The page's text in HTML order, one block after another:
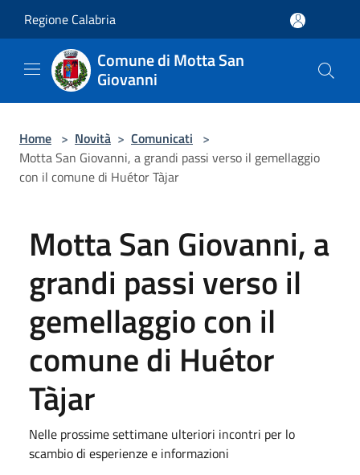
Regione Calabria
Comune di Motta San
Giovanni
Home > Novità > Comunicati >
Motta San Giovanni, a grandi passi verso il gemellaggio
con il comune di Huétor Tàjar
Motta San Giovanni, a
grandi passi verso il
gemellaggio con il
comune di Huétor
Tàjar
Nelle prossime settimane ulteriori incontri per lo
scambio di esperienze e informazioni